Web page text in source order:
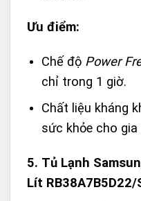
Ưu điểm:
Chế độ Power
chỉ trong 1 giờ.
Chất liệu kháng
sức khỏe cho gia
5. Tủ Lạnh
Lít RB38A7B5D22/